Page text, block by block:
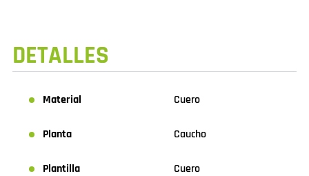
DETALLES
Material Cuero
Planta Caucho
Plantilla Cuero